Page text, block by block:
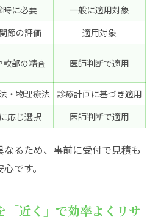
時に必要
一般に適用対象
節の評価
適用対象
軟部の精査 医師判断で適用
・物理療法
診療計画に基づき適用
応じ選択 医師判断で適用
るため、事前に受付で見積も
です。
「近く」で効率よくリサ